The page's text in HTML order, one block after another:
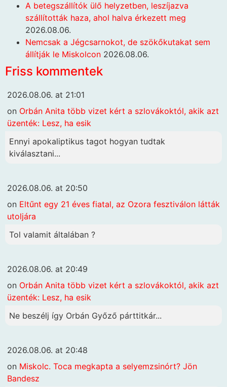
A betegszállítók ülő helyzetben, leszíjazva
szállították haza, ahol halva érkezett meg
2026.08.06.
Nemcsak a Jégcsarnokot, de szökőkutakat sem
állítják le Miskolcon 2026.08.06.
Friss kommentek
2026.08.06. at 21:01
on Orbán Anita több vizet kért a szlovákoktól, akik azt
üzenték: Lesz, ha esik
Ennyi apokaliptikus tagot hogyan tudtak
kiválasztani...
2026.08.06. at 20:50
on Eltűnt egy 21 éves fiatal, az Ozora fesztiválon látták
utoljára
Tol valamit általában ?
2026.08.06. at 20:49
on Orbán Anita több vizet kért a szlovákoktól, akik azt
üzenték: Lesz, ha esik
Ne beszélj így Orbán Győző párttitkár...
2026.08.06. at 20:48
on Miskolc. Toca megkapta a selyemzsinórt? Jön
Bandesz